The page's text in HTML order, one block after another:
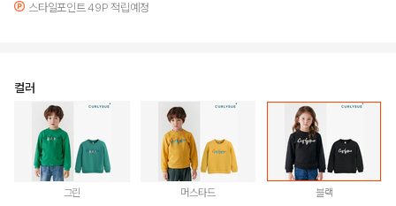
스타일포인트 49P 적립예정
컬러
그린 머스타드 블랙